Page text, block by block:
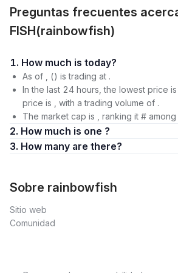
Preguntas frecuentes
FISH(rainbowfish)
1. How much is today?
As of , () is trading at .
In the last 24 hours, the lowest price
price is , with a trading volume of .
The market cap is , ranking it #
2. How much is one ?
3. How many are there?
Sobre rainbowfish
Sitio web
Comunidad